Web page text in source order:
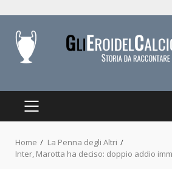
content
PRIMARY
Home
La Penna degli Altri
Inter, Marotta ha deciso: doppio addio